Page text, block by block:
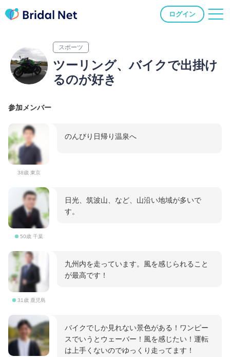
ログイン
スポーツ
ツーリング、バイクで出掛け
るのが好き
参加メンバー
38歳 東京
のんびり日帰り温泉へ
50歳 千葉
日光、筑波山、など、山沿い地域が多いで
す。
31歳 鹿児島
九州内を走っています。風を感じられること
が最高です！
バイクでしか見れない景色がある！ワンピー
スでいうとウェーバー！風を感じたい！運転
は上手くないのでゆっくり走ってます！